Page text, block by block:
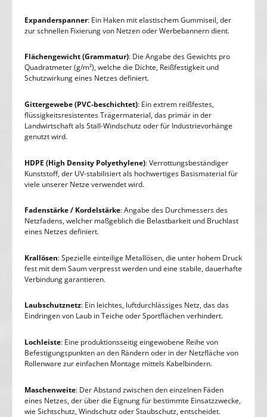
Expanderspanner: Ein Haken mit elastischem Gummiseil, der
zur schnellen Fixierung von Netzen oder Werbebannern dient.
Flächengewicht (Grammatur): Die Angabe des Gewichts pro
Quadratmeter (g/m²), welche die Dichte, Reißfestigkeit und
Schutzwirkung eines Netzes definiert.
Gittergewebe (PVC-beschichtet): Ein extrem reißfestes,
flüssigkeitsresistentes Trägermaterial, das primär in der
Landwirtschaft als Stall-Windschutz oder für Industrievorhänge
genutzt wird.
HDPE (High Density Polyethylene): Verrottungsbeständiger
Kunststoff, der UV-stabilisiert als hochwertiges Basismaterial für
viele unserer Netze verwendet wird.
Fadenstärke / Kordelstärke: Angabe des Durchmessers des
Netzfadens, welcher maßgeblich die Belastbarkeit und Bruchlast
eines Netzes definiert.
Krallösen: Spezielle einteilige Metallösen, die unter hohem Druck
fest mit dem Saum verpresst werden und eine stabile, dauerhafte
Verbindung garantieren.
Laubschutznetz: Ein leichtes, luftdurchlässiges Netz, das das
Eindringen von Laub in Teiche oder Sportflächen verhindert.
Lochleiste: Eine produktionsseitig eingewobene Reihe von
Befestigungspunkten an den Rändern oder in der Netzfläche von
Rollenware zur einfachen Montage mittels Kabelbindern.
Maschenweite: Der Abstand zwischen den einzelnen Fäden
eines Netzes, der über die Eignung für bestimmte Einsatzzwecke,
wie Sichtschutz, Windschutz oder Staubschutz, entscheidet.